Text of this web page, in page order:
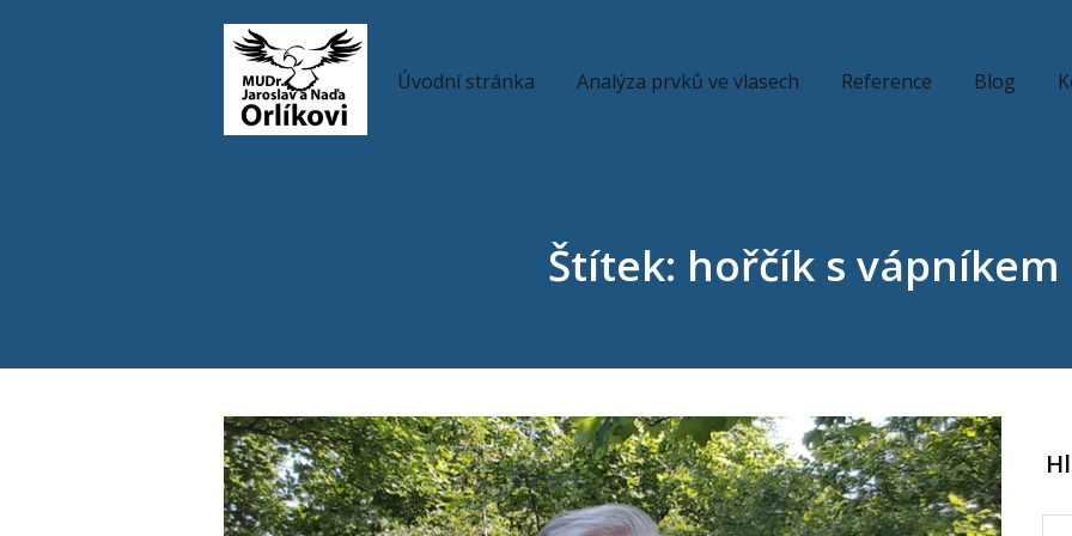
Úvodní stránka Analýza prvků ve vlasech Reference Blog
Štítek: hořčík s vápníkem